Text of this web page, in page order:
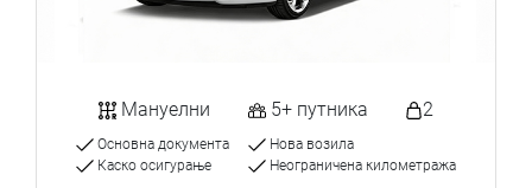
Мануелни 5+ путника 2
Основна документа
Каско осигурање
Нова возила
Неограничена километража